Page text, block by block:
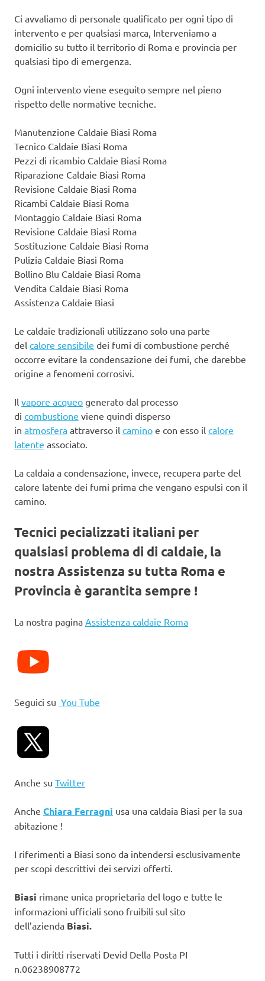
Ci avvaliamo di personale qualificato per ogni tipo di
intervento e per qualsiasi marca, Interveniamo a
domicilio su tutto il territorio di Roma e provincia per
qualsiasi tipo di emergenza.
Ogni intervento viene eseguito sempre nel pieno
rispetto delle normative tecniche.
Manutenzione Caldaie Biasi Roma
Tecnico Caldaie Biasi Roma
Pezzi di ricambio Caldaie Biasi Roma
Riparazione Caldaie Biasi Roma
Revisione Caldaie Biasi Roma
Ricambi Caldaie Biasi Roma
Montaggio Caldaie Biasi Roma
Revisione Caldaie Biasi Roma
Sostituzione Caldaie Biasi Roma
Pulizia Caldaie Biasi Roma
Bollino Blu Caldaie Biasi Roma
Vendita Caldaie Biasi Roma
Assistenza Caldaie Biasi
Le caldaie tradizionali utilizzano solo una parte
del calore sensibile dei fumi di combustione perché
occorre evitare la condensazione dei fumi, che darebbe
origine a fenomeni corrosivi.
Il vapore acqueo generato dal processo
di combustione viene quindi disperso
in atmosfera attraverso il camino e con esso il calore
latente associato.
La caldaia a condensazione, invece, recupera parte del
calore latente dei fumi prima che vengano espulsi con il
camino.
Tecnici pecializzati italiani per
qualsiasi problema di di caldaie, la
nostra Assistenza su tutta Roma e
Provincia è garantita sempre !
La nostra pagina Assistenza caldaie Roma
Seguici su You Tube
Anche su Twitter
Anche Chiara Ferragni usa una caldaia Biasi per la sua
abitazione !
I riferimenti a Biasi sono da intendersi esclusivamente
per scopi descrittivi dei servizi offerti.
Biasi rimane unica proprietaria del logo e tutte le
informazioni ufficiali sono fruibili sul sito
dell’azienda Biasi.
Tutti i diritti riservati Devid Della Posta PI
n.06238908772